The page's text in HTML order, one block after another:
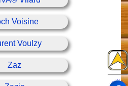
Voisine
Voulzy
Zaz